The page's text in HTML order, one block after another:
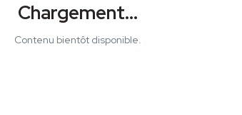
Chargement...
Contenu bientôt disponible.